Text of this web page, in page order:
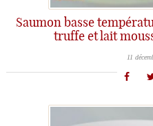
Saumon basse
truffe et lait
11